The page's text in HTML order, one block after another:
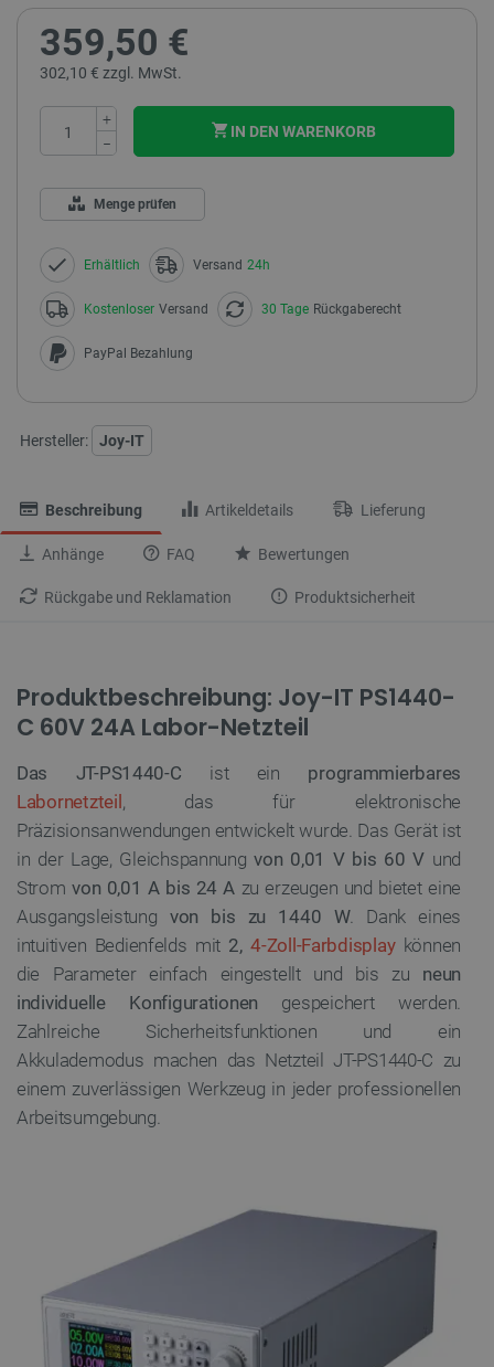
359,50 €
302,10 € zzgl. MwSt.
+
−
IN DEN WARENKORB
Menge prüfen
Erhältlich Versand 24h
Kostenloser Versand 30 Tage Rückgaberecht
PayPal Bezahlung
Hersteller: Joy-IT
Beschreibung Artikeldetails Lieferung
Anhänge FAQ Bewertungen
Rückgabe und Reklamation Produktsicherheit
Produktbeschreibung: Joy-IT PS1440-
C 60V 24A Labor-Netzteil
Das JT-PS1440-C ist ein programmierbares
Labornetzteil, das für elektronische
Präzisionsanwendungen entwickelt wurde. Das Gerät ist
in der Lage, Gleichspannungvon 0,01 V bis 60 V und
Stromvon 0,01 A bis 24 A zu erzeugen und bietet eine
Ausgangsleistung von bis zu 1440 W. Dank eines
intuitiven Bedienfelds mit 2,4-Zoll-Farbdisplaykönnen
die Parameter einfach eingestellt und bis zu neun
individuelle Konfigurationen gespeichert werden.
Zahlreiche Sicherheitsfunktionen und ein
Akkulademodus machen das Netzteil JT-PS1440-C zu
einem zuverlässigen Werkzeug in jeder professionellen
Arbeitsumgebung.